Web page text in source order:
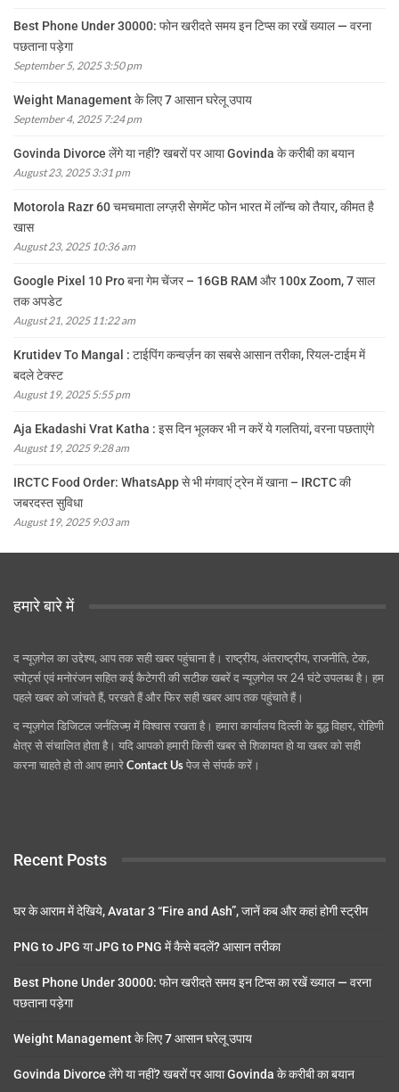
Best Phone Under 30000: फोन खरीदते समय इन टिप्स का रखें ख्याल — वरना
पछताना पड़ेगा
September 5, 2025 3:50 pm
Weight Management के लिए 7 आसान घरेलू उपाय
September 4, 2025 7:24 pm
Govinda Divorce लेंगे या नहीं? खबरों पर आया Govinda के करीबी का बयान
August 23, 2025 3:31 pm
Motorola Razr 60 चमचमाता लग्ज़री सेगमेंट फोन भारत में लॉन्च को तैयार, कीमत है
खास
August 23, 2025 10:36 am
Google Pixel 10 Pro बना गेम चेंजर – 16GB RAM और 100x Zoom, 7 साल
तक अपडेट
August 21, 2025 11:22 am
Krutidev To Mangal : टाईपिंग कन्वर्ज़न का सबसे आसान तरीका, रियल-टाईम में
बदले टेक्स्ट
August 19, 2025 5:55 pm
Aja Ekadashi Vrat Katha : इस दिन भूलकर भी न करें ये गलतियां, वरना पछताएंगे
August 19, 2025 9:28 am
IRCTC Food Order: WhatsApp से भी मंगवाएं ट्रेन में खाना – IRCTC की
जबरदस्त सुविधा
August 19, 2025 9:03 am
हमारे बारे में
द न्यूज़गेल का उद्देश्य, आप तक सही खबर पहुंचाना है। राष्ट्रीय, अंतराष्ट्रीय, राजनीति, टेक,
स्पोर्ट्स एवं मनोरंजन सहित कई कैटेगरी की सटीक खबरें द न्यूज़गेल पर 24 घंटे उपलब्ध है। हम
पहले खबर को जांचते हैं, परखते हैं और फिर सही खबर आप तक पहुंचाते हैं।
द न्यूज़गेल डिजिटल जर्नलिज्म़ में विश्वास रखता है। हमारा कार्यालय दिल्ली के बुद्ध विहार, रोहिणी
क्षेत्र से संचालित होता है। यदि आपको हमारी किसी खबर से शिकायत हो या खबर को सही
करना चाहते हो तो आप हमारेContact Usपेज से संपर्क करें।
Recent Posts
घर के आराम में देखिये, Avatar 3 “Fire and Ash”, जानें कब और कहां होगी स्ट्रीम
PNG to JPG या JPG to PNG में कैसे बदलें? आसान तरीका
Best Phone Under 30000: फोन खरीदते समय इन टिप्स का रखें ख्याल — वरना
पछताना पड़ेगा
Weight Management के लिए 7 आसान घरेलू उपाय
Govinda Divorce लेंगे या नहीं? खबरों पर आया Govinda के करीबी का बयान